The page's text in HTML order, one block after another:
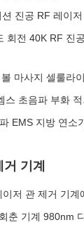
진공 RF 레이
회전 40K RF 진
마사지 셀룰라
스 초음파 부화
EMS 지방 연소
기계
저 관 제거 기계
춘 기계 980nm